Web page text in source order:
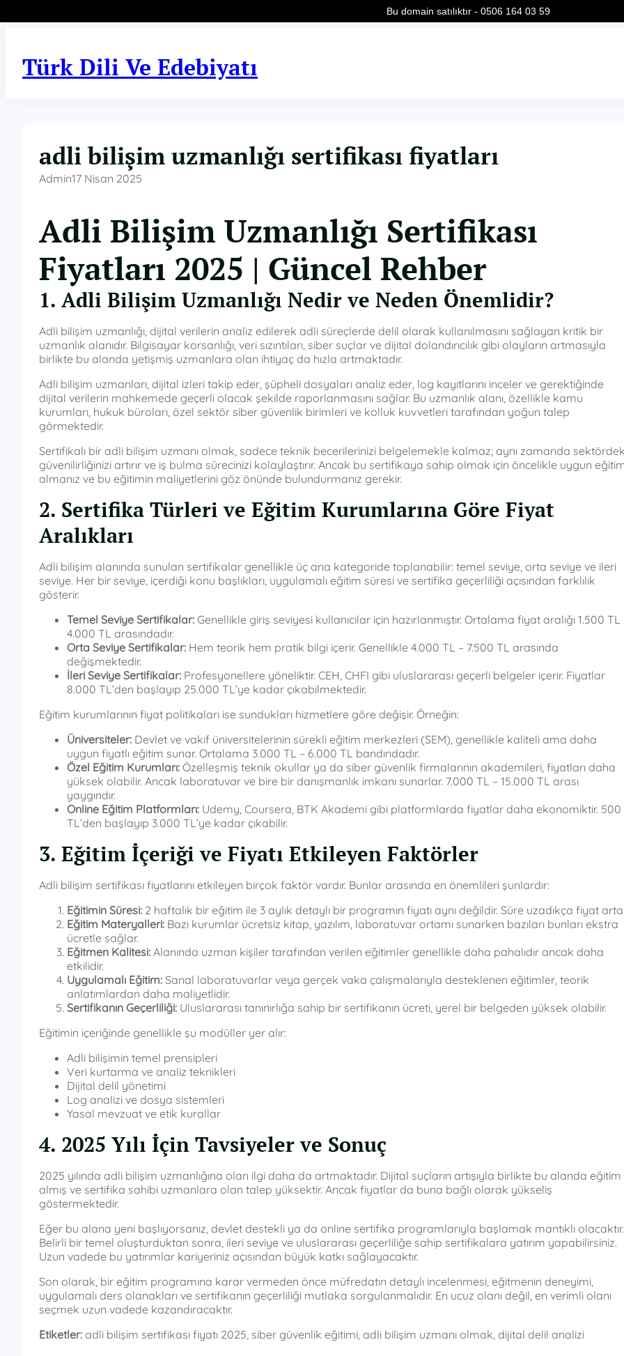
Türk Dili Ve Edebiyatı
adli bilişim uzmanlığı sertifikası fiyatları
Admin17 Nisan 2025
Adli Bilişim Uzmanlığı Sertifikası
Fiyatları 2025 | Güncel Rehber
1. Adli Bilişim Uzmanlığı Nedir ve Neden Önemlidir?
Adli bilişim uzmanlığı, dijital verilerin analiz edilerek adli süreçlerde delil olarak kullanılmasını sağlayan kritik bir
uzmanlık alanıdır. Bilgisayar korsanlığı, veri sızıntıları, siber suçlar ve dijital dolandırıcılık gibi olayların artmasıyla
birlikte bu alanda yetişmiş uzmanlara olan ihtiyaç da hızla artmaktadır.
Adli bilişim uzmanları, dijital izleri takip eder, şüpheli dosyaları analiz eder, log kayıtlarını inceler ve gerektiğinde
dijital verilerin mahkemede geçerli olacak şekilde raporlanmasını sağlar. Bu uzmanlık alanı, özellikle kamu
kurumları, hukuk büroları, özel sektör siber güvenlik birimleri ve kolluk kuvvetleri tarafından yoğun talep
görmektedir.
Sertifikalı bir adli bilişim uzmanı olmak, sadece teknik becerilerinizi belgelemekle kalmaz; aynı zamanda
güvenilirliğinizi artırır ve iş bulma sürecinizi kolaylaştırır. Ancak bu sertifikaya sahip olmak için öncelikle uygun
almanız ve bu eğitimin maliyetlerini göz önünde bulundurmanız gerekir.
2. Sertifika Türleri ve Eğitim Kurumlarına Göre Fiyat
Aralıkları
Adli bilişim alanında sunulan sertifikalar genellikle üç ana kategoride toplanabilir: temel seviye, orta seviye ve ileri
seviye. Her bir seviye, içerdiği konu başlıkları, uygulamalı eğitim süresi ve sertifika geçerliliği açısından farklılık
gösterir.
Temel Seviye Sertifikalar: Genellikle giriş seviyesi kullanıcılar için hazırlanmıştır. Ortalama fiyat aralığı 1.500 TL
4.000 TL arasındadır.
Orta Seviye Sertifikalar: Hem teorik hem pratik bilgi içerir. Genellikle 4.000 TL – 7.500 TL arasında
değişmektedir.
İleri Seviye Sertifikalar: Profesyonellere yöneliktir. CEH, CHFI gibi uluslararası geçerli belgeler içerir. Fiyatlar
8.000 TL’den başlayıp 25.000 TL’ye kadar çıkabilmektedir.
Eğitim kurumlarının fiyat politikaları ise sundukları hizmetlere göre değişir. Örneğin:
Üniversiteler: Devlet ve vakıf üniversitelerinin sürekli eğitim merkezleri (SEM), genellikle kaliteli ama daha
uygun fiyatlı eğitim sunar. Ortalama 3.000 TL – 6.000 TL bandındadır.
Özel Eğitim Kurumları: Özelleşmiş teknik okullar ya da siber güvenlik firmalarının akademileri, fiyatları daha
yüksek olabilir. Ancak laboratuvar ve bire bir danışmanlık imkanı sunarlar. 7.000 TL – 15.000 TL arası
yaygındır.
Online Eğitim Platformları: Udemy, Coursera, BTK Akademi gibi platformlarda fiyatlar daha ekonomiktir. 500
TL’den başlayıp 3.000 TL’ye kadar çıkabilir.
3. Eğitim İçeriği ve Fiyatı Etkileyen Faktörler
Adli bilişim sertifikası fiyatlarını etkileyen birçok faktör vardır. Bunlar arasında en önemlileri şunlardır:
Eğitimin Süresi: 2 haftalık bir eğitim ile 3 aylık detaylı bir programın fiyatı aynı değildir. Süre uzadıkça fiyat
Eğitim Materyalleri: Bazı kurumlar ücretsiz kitap, yazılım, laboratuvar ortamı sunarken bazıları bunları ekstra
ücretle sağlar.
Eğitmen Kalitesi: Alanında uzman kişiler tarafından verilen eğitimler genellikle daha pahalıdır ancak daha
etkilidir.
Uygulamalı Eğitim: Sanal laboratuvarlar veya gerçek vaka çalışmalarıyla desteklenen eğitimler, teorik
anlatımlardan daha maliyetlidir.
Sertifikanın Geçerliliği: Uluslararası tanınırlığa sahip bir sertifikanın ücreti, yerel bir belgeden yüksek olabilir.
Eğitimin içeriğinde genellikle şu modüller yer alır:
Adli bilişimin temel prensipleri
Veri kurtarma ve analiz teknikleri
Dijital delil yönetimi
Log analizi ve dosya sistemleri
Yasal mevzuat ve etik kurallar
4. 2025 Yılı İçin Tavsiyeler ve Sonuç
2025 yılında adli bilişim uzmanlığına olan ilgi daha da artmaktadır. Dijital suçların artışıyla birlikte bu alanda eğitim
almış ve sertifika sahibi uzmanlara olan talep yüksektir. Ancak fiyatlar da buna bağlı olarak yükseliş
göstermektedir.
Eğer bu alana yeni başlıyorsanız, devlet destekli ya da online sertifika programlarıyla başlamak mantıklı olacaktır.
Belirli bir temel oluşturduktan sonra, ileri seviye ve uluslararası geçerliliğe sahip sertifikalara yatırım yapabilirsiniz.
Uzun vadede bu yatırımlar kariyeriniz açısından büyük katkı sağlayacaktır.
Son olarak, bir eğitim programına karar vermeden önce müfredatın detaylı incelenmesi, eğitmenin deneyimi,
uygulamalı ders olanakları ve sertifikanın geçerliliği mutlaka sorgulanmalıdır. En ucuz olanı değil, en verimli olanı
seçmek uzun vadede kazandıracaktır.
Etiketler: adli bilişim sertifikası fiyatı 2025, siber güvenlik eğitimi, adli bilişim uzmanı olmak, dijital delil analizi
Bu domain satılıktır - 0506 164 03 59